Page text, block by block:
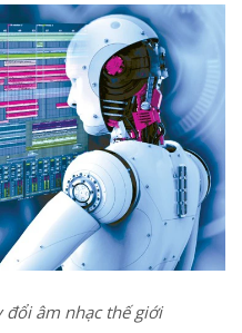
đổi âm nhạc thế giới